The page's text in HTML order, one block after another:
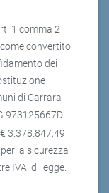
1 comma 2
convertito
dei
di Carrara -
973125667D.
3.378.847,49
la sicurezza
IVA di legge.